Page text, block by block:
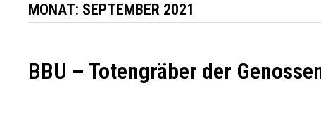
MONAT: SEPTEMBER 2021
BBU – Totengräber der